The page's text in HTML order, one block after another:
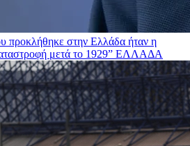
προκλήθηκε στην Ελλάδα ήταν η
μετά το 1929” ΕΛΛΑΔΑ